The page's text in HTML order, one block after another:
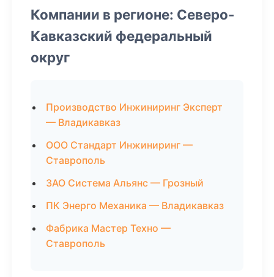
Компании в регионе: Северо-
Кавказский федеральный
округ
Производство Инжиниринг Эксперт
— Владикавказ
ООО Стандарт Инжиниринг —
Ставрополь
ЗАО Система Альянс — Грозный
ПК Энерго Механика — Владикавказ
Фабрика Мастер Техно —
Ставрополь